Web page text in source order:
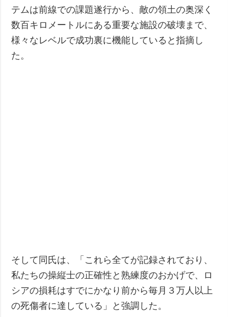
テムは前線での課題遂行から、敵の領土の奥深く
数百キロメートルにある重要な施設の破壊まで、
様々なレベルで成功裏に機能していると指摘し
た。
そして同氏は、「これら全てが記録されており、
私たちの操縦士の正確性と熟練度のおかげで、ロ
シアの損耗はすでにかなり前から毎月３万人以上
の死傷者に達している」と強調した。